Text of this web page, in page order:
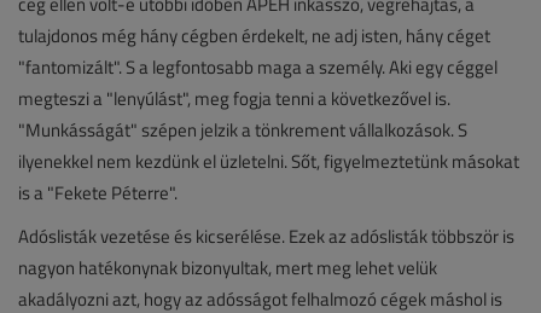
tulajdonos még hány cégben érdekelt, ne adj isten, hány céget
"fantomizált". S a legfontosabb maga a személy. Aki egy céggel
megteszi a "lenyúlást", meg fogja tenni a következővel is.
"Munkásságát" szépen jelzik a tönkrement vállalkozások. S
ilyenekkel nem kezdünk el üzletelni. Sőt, figyelmeztetünk másokat
is a "Fekete Péterre".
Adóslisták vezetése és kicserélése. Ezek az adóslisták többször is
nagyon hatékonynak bizonyultak, mert meg lehet velük
akadályozni azt, hogy az adósságot felhalmozó cégek máshol is